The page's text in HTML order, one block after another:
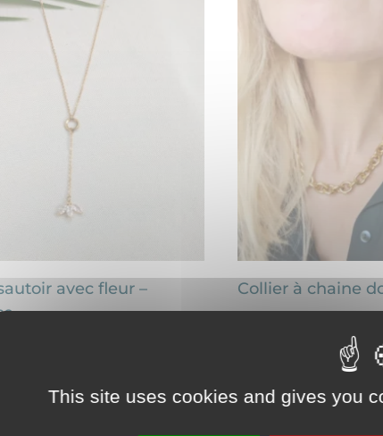
avec fleur –
Collier à chaine
This site uses cookies and gives you